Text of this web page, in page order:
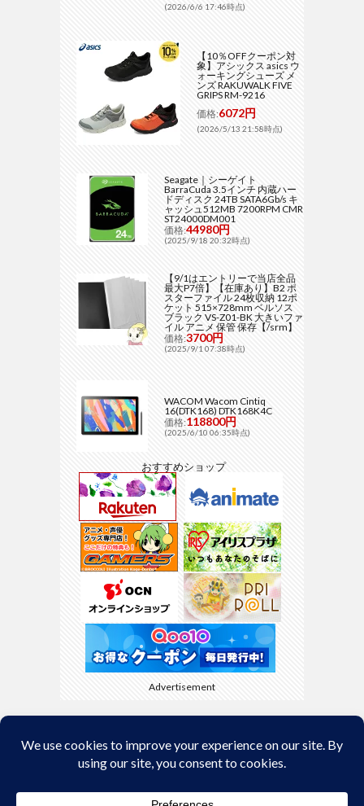
(2026/6/6 17:46時点)
【10％OFFクーポン対
象】アシックス asics ウ
ォーキングシューズ メ
ンズ RAKUWALK FIVE
GRIPS RM-9216
価格:6072円
(2026/5/13 21:58時点)
Seagate｜シーゲイト
BarraCuda 3.5インチ 内蔵ハー
ドディスク 24TB SATA6Gb/s キ
ャッシュ512MB 7200RPM CMR
ST24000DM001
価格:44980円
(2025/9/18 20:32時点)
【9/1はエントリーで当店全品
最大P7倍】【在庫あり】B2 ポ
スターファイル 24枚収納 12ポ
ケット 515×728mm ベルソス
ブラック VS-Z01-BK 大きいファ
イル アニメ 保管 保存【/srm】
価格:3700円
(2025/9/1 07:38時点)
WACOM Wacom Cintiq
16(DTK168) DTK168K4C
価格:118800円
(2025/6/10 06:35時点)
おすすめショップ
Advertisement
Back to Top